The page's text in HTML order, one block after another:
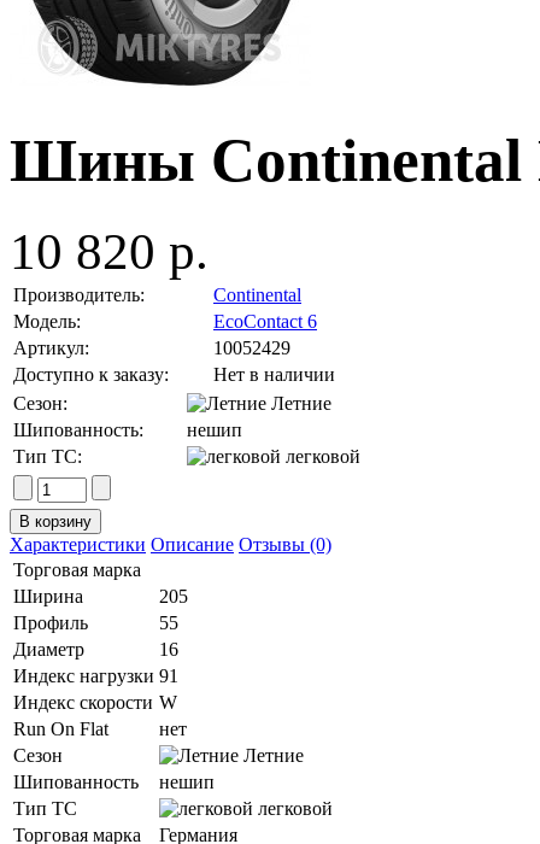
Шины Continental
10 820 р.
Производитель:
Continental
Модель:
EcoContact 6
Артикул:
10052429
Доступно к заказу:
Нет в наличии
Сезон:
Летние
Шипованность:
нешип
Тип ТС:
легковой
Характеристики Описание Отзывы (0)
Торговая марка
Ширина
205
Профиль
55
Диаметр
16
Индекс нагрузки 91
Индекс скорости W
Run On Flat
нет
Сезон
Летние
Шипованность
нешип
Тип ТС
легковой
Торговая марка
Германия